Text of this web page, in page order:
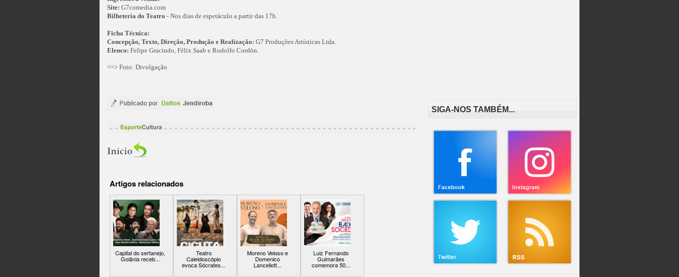
Site: G7comedia.com
Bilheteria do Teatro - Nos dias de espetáculo a partir das 17h.
Ficha Técnica:
Concepção, Texto, Direção, Produção e Realização: G7 Produções Artísticas Ltda.
Elenco: Felipe Gracindo, Félix Saab e Rodolfo Cordón.
==> Foto: Divulgação
Artigos relacionados
Capital do sertanejo,
Goiânia receb...
Teatro
Caleidoscópio
evoca Sócrates...
Moreno Veloso e
Domenico
Lancellott...
Luiz Fernando
Guimarães
comemora 50...
SIGA-NOS TAMBÉM...